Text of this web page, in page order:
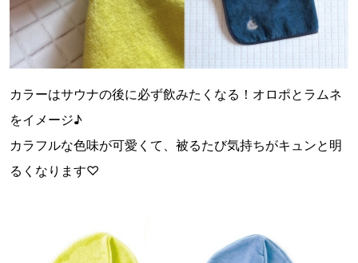
カラーはサウナの後に必ず飲みたくなる！オロポとラムネ
をイメージ♪
カラフルな色味が可愛くて、被るたび気持ちがキュンと明
るくなります♡